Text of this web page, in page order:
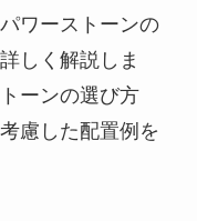
ワーストーンの
しく解説しま
ーンの選び方
慮した配置例を